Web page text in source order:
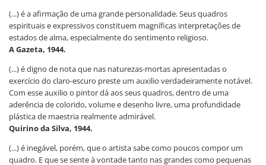
(...) é a afirmação de uma grande personalidade. Seus quadros
espirituais e expressivos constituem magníficas interpretações de
estados de alma, especialmente do sentimento religioso.
A Gazeta, 1944.
(...) é digno de nota que nas naturezas-mortas apresentadas o
exercício do claro-escuro preste um auxilio verdadeiramente notável.
Com esse auxilio o pintor dá aos seus quadros, dentro de uma
aderência de colorido, volume e desenho livre, uma profundidade
plástica de maestria realmente admirável.
Quirino da Silva, 1944.
(...) é inegável, porém, que o artista sabe como poucos compor um
quadro. E que se sente à vontade tanto nas grandes como pequenas